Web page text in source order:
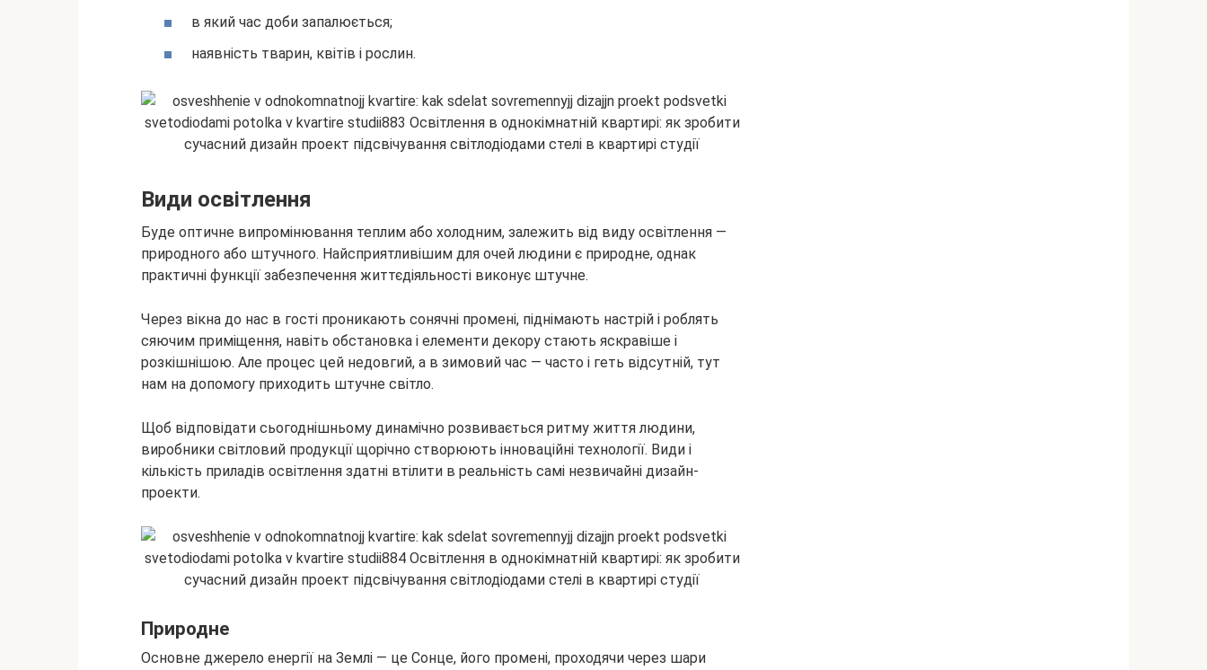
в який час доби запалюється;
наявність тварин, квітів і рослин.
Види освітлення
Буде оптичне випромінювання теплим або холодним, залежить від виду освітлення —
природного або штучного. Найсприятливішим для очей людини є природне, однак
практичні функції забезпечення життєдіяльності виконує штучне.
Через вікна до нас в гості проникають сонячні промені, піднімають настрій і роблять
сяючим приміщення, навіть обстановка і елементи декору стають яскравіше і
розкішнішою. Але процес цей недовгий, а в зимовий час — часто і геть відсутній, тут
нам на допомогу приходить штучне світло.
Щоб відповідати сьогоднішньому динамічно розвивається ритму життя людини,
виробники світловий продукції щорічно створюють інноваційні технології. Види і
кількість приладів освітлення здатні втілити в реальність самі незвичайні дизайн-
проекти.
Природне
Основне джерело енергії на Землі — це Сонце, його промені, проходячи через шари